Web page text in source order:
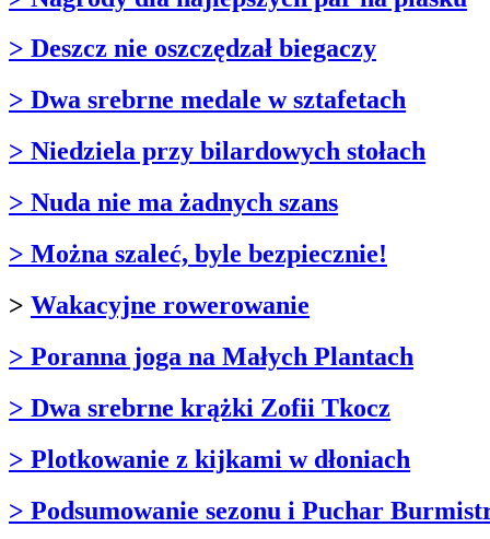
> Deszcz nie oszczędzał biegaczy
> Dwa srebrne medale w sztafetach
> Niedziela przy bilardowych stołach
> Nuda nie ma żadnych szans
> Można szaleć, byle bezpiecznie!
> Wakacyjne rowerowanie
> Poranna joga na Małych Plantach
> Dwa srebrne krążki Zofii Tkocz
> Plotkowanie z kijkami w dłoniach
> Podsumowanie sezonu i Puchar